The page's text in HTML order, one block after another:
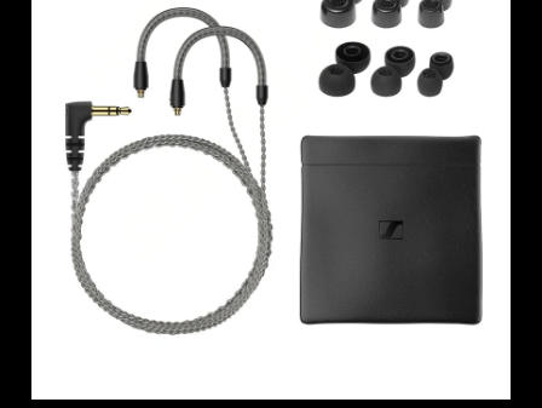
Anmeldung erforderlich
Melden Sie sich bei Ihrem Konto an, um
Ihre zuvor gespeicherten Artikel anzuzeigen.